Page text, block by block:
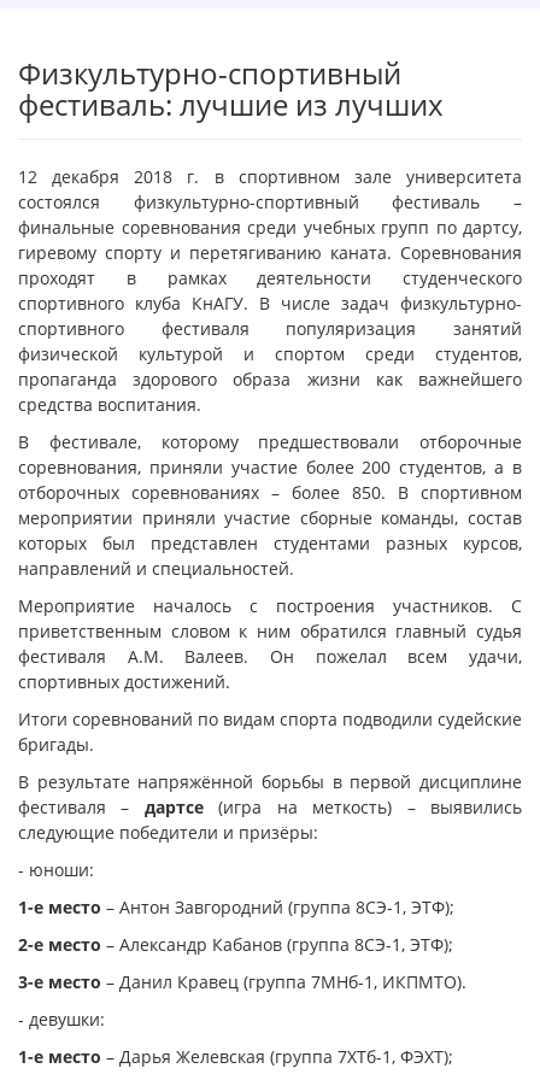
Физкультурно-спортивный
фестиваль: лучшие из лучших
12 декабря 2018 г. в спортивном зале университета
состоялся физкультурно-спортивный фестиваль –
финальные соревнования среди учебных групп по дартсу,
гиревому спорту и перетягиванию каната. Соревнования
проходят в рамках деятельности студенческого
спортивного клуба КнАГУ. В числе задач физкультурно-
спортивного фестиваля популяризация занятий
физической культурой и спортом среди студентов,
пропаганда здорового образа жизни как важнейшего
средства воспитания.
В фестивале, которому предшествовали отборочные
соревнования, приняли участие более 200 студентов, а в
отборочных соревнованиях – более 850. В спортивном
мероприятии приняли участие сборные команды, состав
которых был представлен студентами разных курсов,
направлений и специальностей.
Мероприятие началось с построения участников. С
приветственным словом к ним обратился главный судья
фестиваля А.М. Валеев. Он пожелал всем удачи,
спортивных достижений.
Итоги соревнований по видам спорта подводили судейские
бригады.
В результате напряжённой борьбы в первой дисциплине
фестиваля – дартсе(игра на меткость) – выявились
следующие победители и призёры:
- юноши:
1-е место – Антон Завгородний (группа 8СЭ-1, ЭТФ);
2-е место – Александр Кабанов (группа 8СЭ-1, ЭТФ);
3-е место – Данил Кравец (группа 7МНб-1, ИКПМТО).
- девушки:
1-е место – Дарья Желевская (группа 7ХТб-1, ФЭХТ);